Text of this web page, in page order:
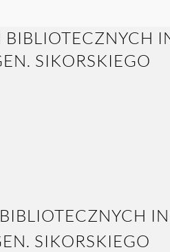
SIKORSKIEGO